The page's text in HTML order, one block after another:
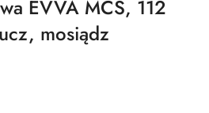
EVVA MCS, 112
mosiądz